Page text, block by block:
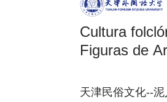
Cultura
Figuras de
天津民俗文化--